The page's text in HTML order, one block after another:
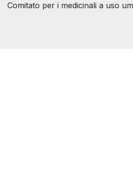
Comitato per i medicinali a uso